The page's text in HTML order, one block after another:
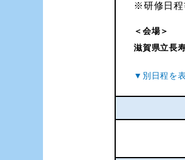
※研修日程
＜会場＞
滋賀県立長